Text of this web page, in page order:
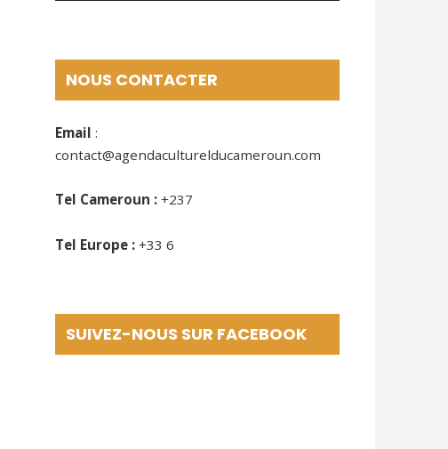
NOUS CONTACTER
Email :
contact@agendaculturelducameroun.com
Tel Cameroun : +237
Tel Europe : +33 6
SUIVEZ-NOUS SUR FACEBOOK